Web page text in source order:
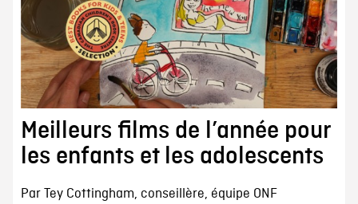
Meilleurs films de l’année pour
les enfants et les adolescents
Par Tey Cottingham, conseillère, équipe ONF